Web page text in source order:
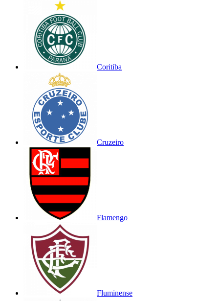
Coritiba
Cruzeiro
Flamengo
Fluminense